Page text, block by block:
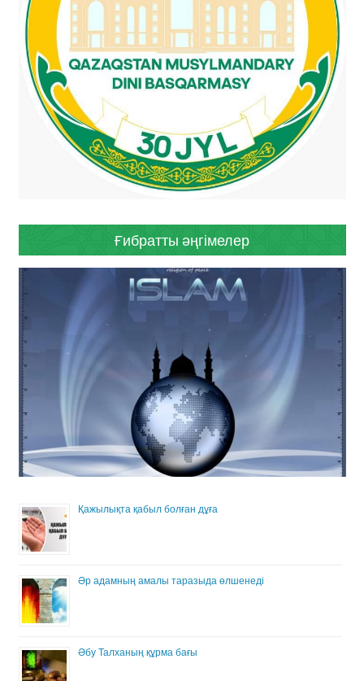
Ғибратты әңгімелер
Қажылықта қабыл болған дұға
Әр адамның амалы таразыда өлшенеді
Әбу Талханың құрма бағы